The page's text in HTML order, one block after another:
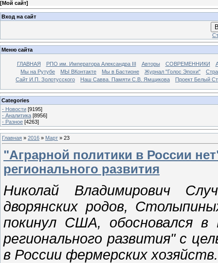
[Мой сайт]
Вход на сайт
Меню сайта
ГЛАВНАЯ РПО им. Императора Александра III Авторы СОВРЕМЕННИКИ
Мы на Рутубе
МЫ ВКонтакте Мы в Бастионе Журнал "Голос Эпохи"
Сайт И.П. Золотусского
Наш Савва. Памяти С.В. Ямщикова Проект Белый
Categories
- Новости [9195]
- Аналитика [8956]
- Разное [4263]
Главная » 2016 » Март » 23
"Аграрной политики в России
регионального развития
Николай Владимирович
дворянских родов,
покинул США, обосновался
регионального развития" с
в России фермерских хозяйств.